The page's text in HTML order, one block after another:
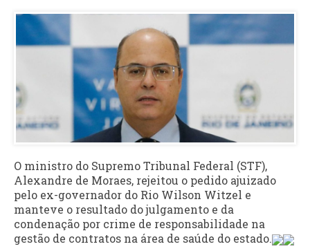
O ministro do Supremo Tribunal Federal (STF),
Alexandre de Moraes, rejeitou o pedido ajuizado
pelo ex-governador do Rio Wilson Witzel e
manteve o resultado do julgamento e da
condenação por crime de responsabilidade na
gestão de contratos na área de saúde do estado.